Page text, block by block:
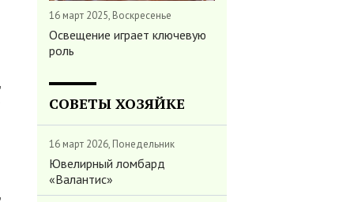
16 март 2025, Воскресенье
Освещение играет ключевую
роль
СОВЕТЫ ХОЗЯЙКЕ
16 март 2026, Понедельник
Ювелирный ломбард
«Валантис»